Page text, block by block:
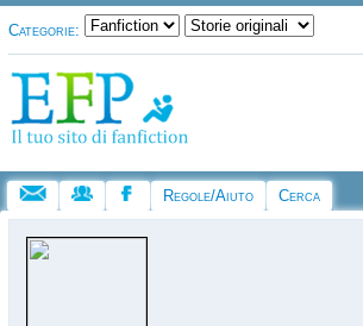
Categorie:
Regole/Aiuto Cerca